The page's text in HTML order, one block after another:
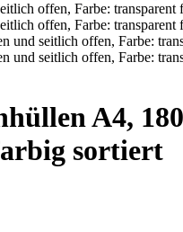
A4,
sortiert